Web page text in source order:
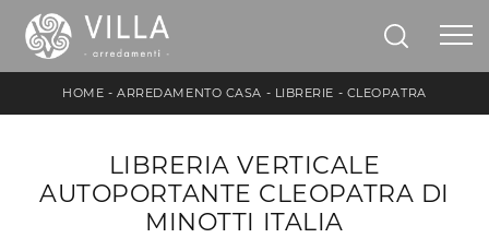
HOME -ARREDAMENTO CASA - LIBRERIE - CLEOPATRA
LIBRERIA VERTICALE
AUTOPORTANTE CLEOPATRA DI
MINOTTI ITALIA